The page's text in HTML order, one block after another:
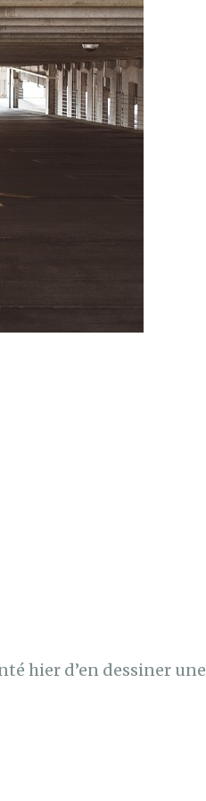
hier d’en dessiner une